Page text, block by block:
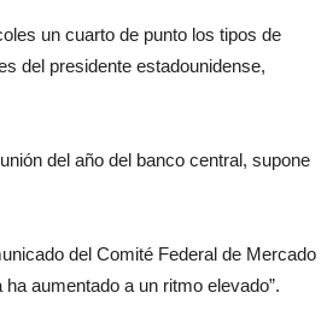
un cuarto de punto los tipos de
del presidente estadounidense,
del año del banco central, supone
del Comité Federal de Mercado
aumentado a un ritmo elevado”.